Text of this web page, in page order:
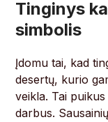
Tinginys
simbolis
Įdomu tai, kad
desertų, kurio
veikla. Tai
darbus.